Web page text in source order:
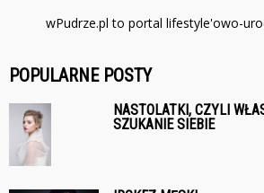
wPudrze.pl to portal lifestyle'owo-
POPULARNE POSTY
NASTOLATKI, CZYLI
SZUKANIE SIEBIE